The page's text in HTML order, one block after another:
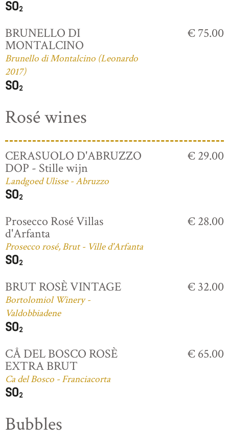
BRUNELLO DI
MONTALCINO
Brunello di Montalcino (Leonardo
2017)
€ 75.00
Rosé wines
CERASUOLO D'ABRUZZO
DOP - Stille wijn
Landgoed Ulisse - Abruzzo
€ 29.00
Prosecco Rosé Villas
d'Arfanta
Prosecco rosé, Brut - Ville d'Arfanta
€ 28.00
BRUT ROSÈ VINTAGE
Bortolomiol Winery -
Valdobbiadene
€ 32.00
CÅ DEL BOSCO ROSÈ
EXTRA BRUT
Ca del Bosco - Franciacorta
€ 65.00
Bubbles